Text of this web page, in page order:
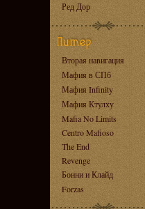
Ред Дор
Вторая навигация
Мафия в СПб
Мафия Infinity
Мафия Ктулху
Mafia No Limits
Centro Mafioso
The End
Revenge
Бонни и Клайд
Forzas